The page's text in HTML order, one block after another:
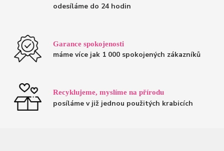
odesíláme do 24 hodin
Garance spokojenosti
máme více jak 1 000 spokojených zákazníků
Recyklujeme, myslíme na přírodu
posíláme v již jednou použitých krabicích